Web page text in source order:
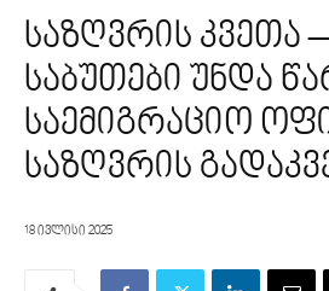
საზღვრის კვეთა
საბუთები უნდა
საემიგრაციო
საზღვრის
18 ივლისი 2025